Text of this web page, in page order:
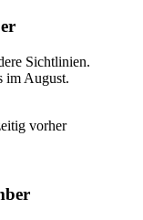
Sichtlinien.
im August.
vorher